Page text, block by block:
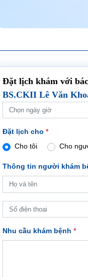
Đặt lịch khám với
BS.CKII Lê Văn
Đặt lịch cho *
Cho tôi
Cho
Thông tin người khám
Nhu cầu khám bệnh *